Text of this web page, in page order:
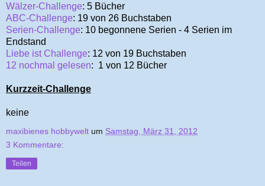
Wälzer-Challenge: 5 Bücher
ABC-Challenge: 19 von 26 Buchstaben
Serien-Challenge: 10 begonnene Serien - 4 Serien im
Endstand
Liebe ist Challenge: 12 von 19 Buchstaben
12 nochmal gelesen: 1 von 12 Bücher
Kurzzeit-Challenge
keine
maxibienes hobbywelt um Samstag, März 31, 2012
3 Kommentare:
Teilen